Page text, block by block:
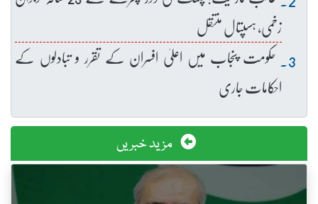
زخمی، ہسپتال منتقل
حکومت پنجاب میں اعلیٰ افسران کے تقرر و تبادلوں کے
احکامات جاری
مزید خبریں